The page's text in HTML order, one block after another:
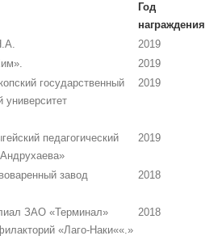
Год
награждения
2019
2019
государственный
университет
2019
педагогический
2019
завод 2018
ЗАО «Терминал»
«Лаго-Наки««.»
2018